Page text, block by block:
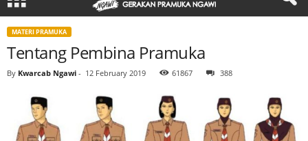
MATERI PRAMUKA
Tentang Pembina Pramuka
By Kwarcab Ngawi - 12 February 2019 61867 388